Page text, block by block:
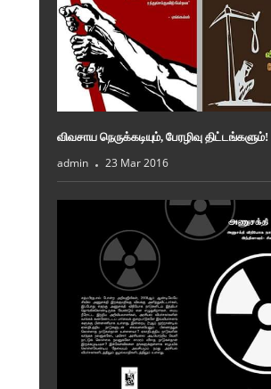
விவசாய நெருக்கடியும், பேரழிவு திட்டங்களும்!
admin 23 Mar 2016